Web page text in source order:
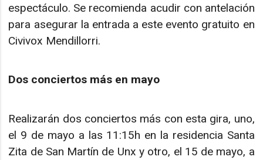
espectáculo. Se recomienda acudir con antelación
para asegurar la entrada a este evento gratuito en
Civivox Mendillorri.
Dos conciertos más en mayo
Realizarán dos conciertos más con esta gira, uno,
el 9 de mayo a las 11:15h en la residencia Santa
Zita de San Martín de Unx y otro, el 15 de mayo, a